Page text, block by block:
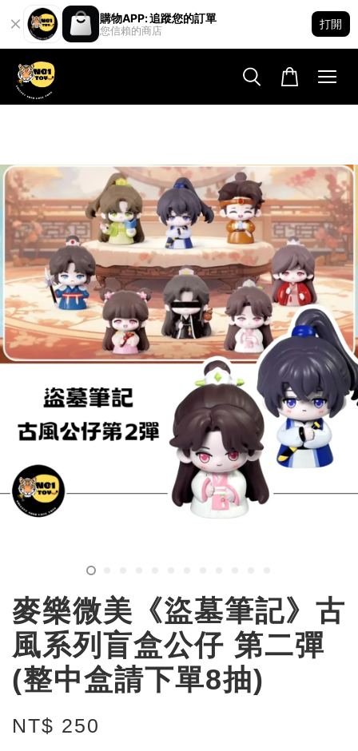
購物APP: 追蹤您的訂單
您信賴的商店
打開
麥樂微美《盜墓筆記》古
風系列盲盒公仔 第二彈
(整中盒請下單8抽)
NT$ 250